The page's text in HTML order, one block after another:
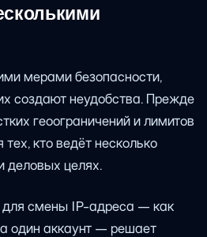
мерами безопасности,
создают неудобства. Прежде
геоограничений и лимитов
кто ведёт несколько
деловых целях.
для смены IP-адреса — как
один аккаунт — решает